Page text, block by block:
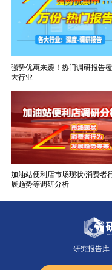
强势优惠来袭！热门调研报告
大行业
加油站便利店市场现状/消费者
展趋势等调研分析
研究报告库